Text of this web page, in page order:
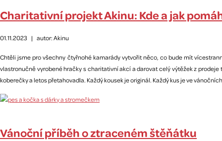
Charitativní projekt Akinu: Kde a jak
01.11.2023 | autor: Akinu
Chtěli jsme pro všechny čtyřnohé kamarády vytvořit něco, co bude mít
vlastronučně vyrobené hračky s charitativní akcí a darovat celý výtěžek z
koberečky a letos přetahovadla. Každý kousek je originál. Každý kus je ve
Vánoční příběh o ztraceném štěňátku